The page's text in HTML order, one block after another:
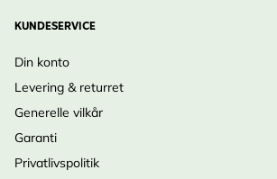
KUNDESERVICE
Din konto
Levering & returret
Generelle vilkår
Garanti
Privatlivspolitik